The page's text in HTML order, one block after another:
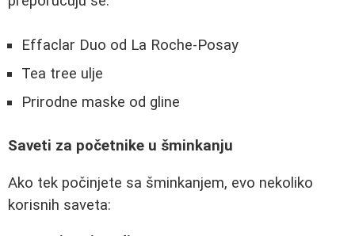
Effaclar Duo od La Roche-Posay
Tea tree ulje
Prirodne maske od gline
Saveti za početnike u šminkanju
Ako tek počinjete sa šminkanjem, evo nekoliko
korisnih saveta: